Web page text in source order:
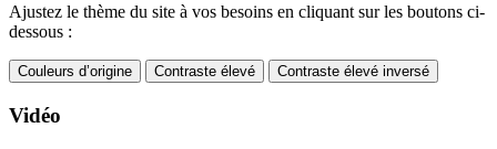
Ajustez le thème du site à vos besoins en cliquant sur les boutons ci-
dessous :
Couleurs d’origine Contraste élevé Contraste élevé inversé
Vidéo